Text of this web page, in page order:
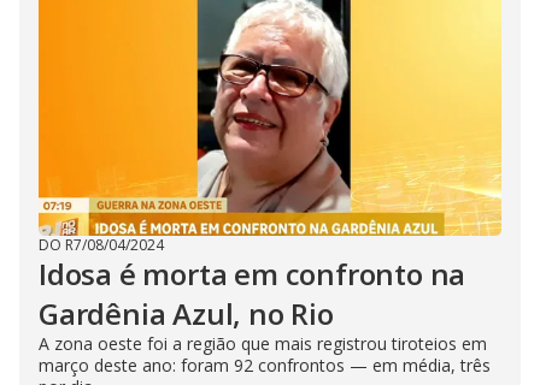
DO R7/08/04/2024
Idosa é morta em confronto na
Gardênia Azul, no Rio
A zona oeste foi a região que mais registrou tiroteios em
março deste ano: foram 92 confrontos — em média, três